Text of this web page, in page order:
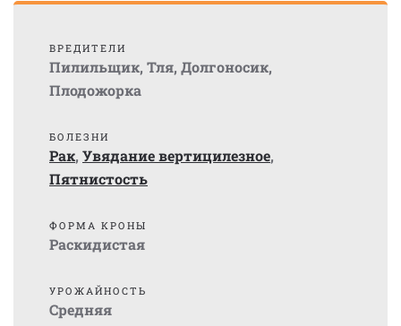
ВРЕДИТЕЛИ
Пилильщик, Тля, Долгоносик,
Плодожорка
БОЛЕЗНИ
Рак, Увядание вертицилезное,
Пятнистость
ФОРМА КРОНЫ
Раскидистая
УРОЖАЙНОСТЬ
Средняя